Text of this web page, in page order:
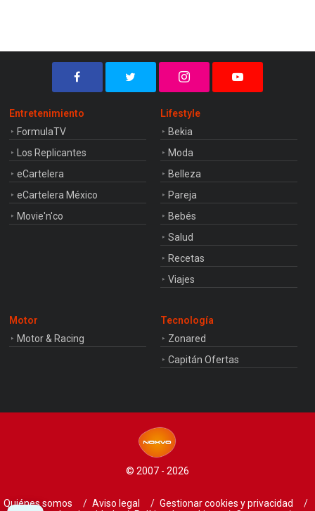
Entretenimiento
FormulaTV
Los Replicantes
eCartelera
eCartelera México
Movie'n'co
Lifestyle
Bekia
Moda
Belleza
Pareja
Bebés
Salud
Recetas
Viajes
Motor
Motor & Racing
Tecnología
Zonared
Capitán Ofertas
© 2007 - 2026
Quiénes somos Aviso legal
Gestionar cookies y privacidad